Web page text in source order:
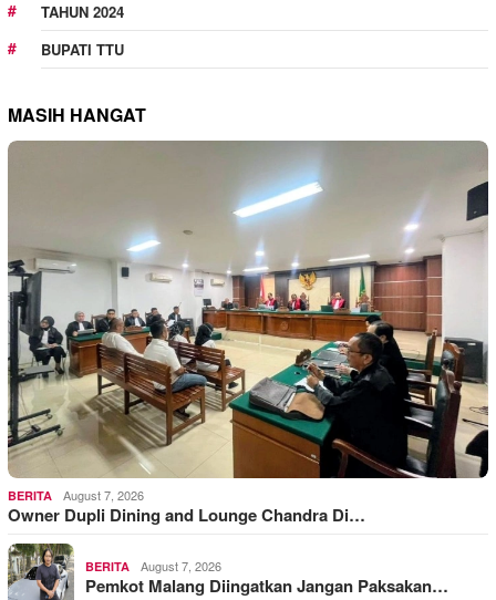
TAHUN 2024
BUPATI TTU
MASIH HANGAT
BERITA August 7, 2026
Owner Dupli Dining and Lounge Chandra Di…
BERITA August 7, 2026
Pemkot Malang Diingatkan Jangan Paksakan…